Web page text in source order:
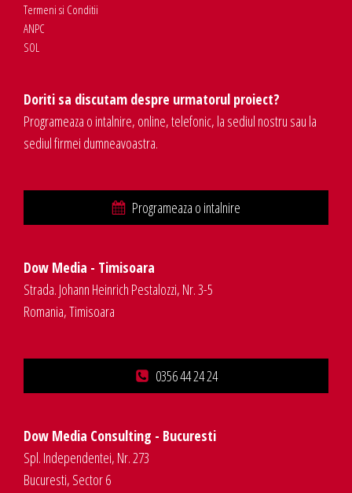
Termeni si Conditii
ANPC
SOL
Doriti sa discutam despre urmatorul proiect?
Programeaza o intalnire, online, telefonic, la sediul nostru sau la
sediul firmei dumneavoastra.
Programeaza o intalnire
Dow Media - Timisoara
Strada. Johann Heinrich Pestalozzi, Nr. 3-5
Romania, Timisoara
0356 44 24 24
Dow Media Consulting - Bucuresti
Spl. Independentei, Nr. 273
Bucuresti, Sector 6